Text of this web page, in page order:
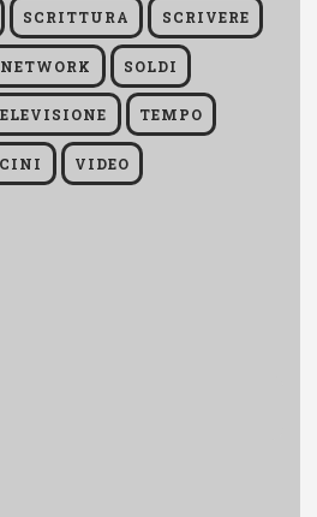
SCRITTURA SCRIVERE
SOLDI
TEMPO
VIDEO